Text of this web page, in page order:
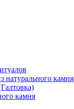
натурального камня
камня